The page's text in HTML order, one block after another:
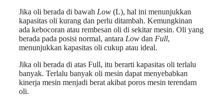
Jika oli berada di bawah Low (L), hal ini menunjukkan
kapasitas oli kurang dan perlu ditambah. Kemungkinan
ada kebocoran atau rembesan oli di sekitar mesin. Oli yang
berada pada posisi normal, antara Low dan Full,
menunjukkan kapasitas oli cukup atau ideal.
Jika oli berada di atas Full, itu berarti kapasitas oli terlalu
banyak. Terlalu banyak oli mesin dapat menyebabkan
kinerja mesin menjadi berat akibat poros mesin terendam
oli.